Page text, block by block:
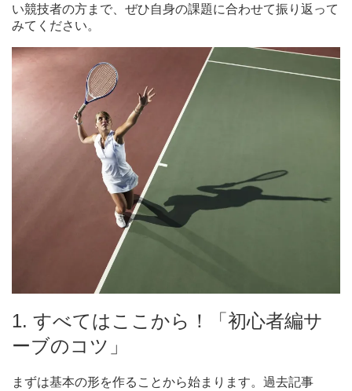
い競技者の方まで、ぜひ自身の課題に合わせて振り返って
みてください。
1. すべてはここから！「初心者編サ
ーブのコツ」
まずは基本の形を作ることから始まります。過去記事